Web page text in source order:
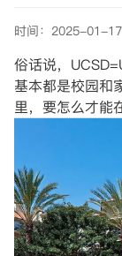
时间：2025-01-
俗话说，
基本都是校园和
里，要怎么才能